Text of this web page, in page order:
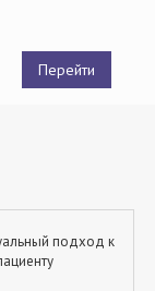
Перейти
подход к